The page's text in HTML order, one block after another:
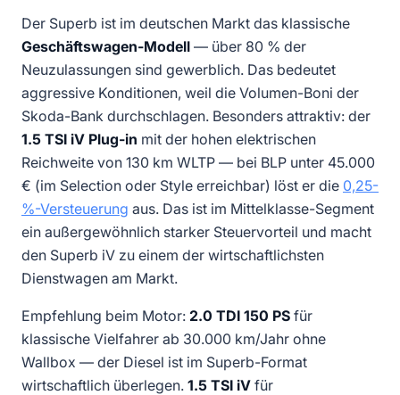
Der Superb ist im deutschen Markt das klassische
Geschäftswagen-Modell — über 80 % der
Neuzulassungen sind gewerblich. Das bedeutet
aggressive Konditionen, weil die Volumen-Boni der
Skoda-Bank durchschlagen. Besonders attraktiv: der
1.5 TSI iV Plug-in mit der hohen elektrischen
Reichweite von 130 km WLTP — bei BLP unter 45.000
€ (im Selection oder Style erreichbar) löst er die 0,25-
%-Versteuerung aus. Das ist im Mittelklasse-Segment
ein außergewöhnlich starker Steuervorteil und macht
den Superb iV zu einem der wirtschaftlichsten
Dienstwagen am Markt.
Empfehlung beim Motor: 2.0 TDI 150 PS für
klassische Vielfahrer ab 30.000 km/Jahr ohne
Wallbox — der Diesel ist im Superb-Format
wirtschaftlich überlegen. 1.5 TSI iV für